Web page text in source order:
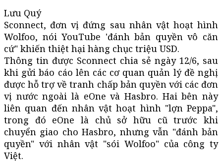
Lưu Quý
Sconnect, đơn vị đứng sau nhân vật hoạt hình
Wolfoo, nói YouTube 'đánh bản quyền vô căn
cứ" khiến thiệt hại hàng chục triệu USD.
Thông tin được Sconnect chia sẻ ngày 12/6, sau
khi gửi báo cáo lên các cơ quan quản lý đề nghị
được hỗ trợ về tranh chấp bản quyền với các đơn
vị nước ngoài là eOne và Hasbro. Hai bên này
liên quan đến nhân vật hoạt hình "lợn Peppa",
trong đó eOne là chủ sở hữu cũ trước khi
chuyển giao cho Hasbro, nhưng vẫn "đánh bản
quyền" với nhân vật "sói Wolfoo" của công ty
Việt.